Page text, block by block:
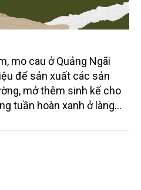
mo cau ở Quảng Ngãi
để sản xuất các sản
mở thêm sinh kế cho
tuần hoàn xanh ở làng
được thị trường trong nước